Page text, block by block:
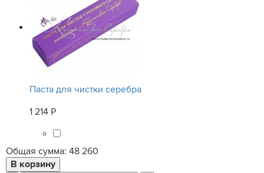
Паста для чистки серебра
1 214 Р
Общая сумма: 48 260